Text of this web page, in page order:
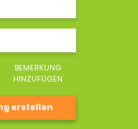
BEMERKUNG
HINZUFÜGEN